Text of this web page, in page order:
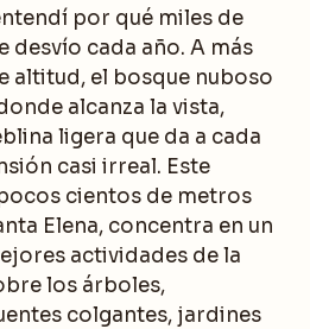
por qué miles de
desvío cada año. A más
altitud, el bosque nuboso
alcanza la vista,
ligera que da a cada
casi irreal. Este
cientos de metros
Elena, concentra en un
actividades de la
los árboles,
colgantes, jardines